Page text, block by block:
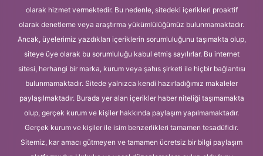
olarak hizmet vermektedir. Bu nedenle, sitedeki içerikleri proaktif
olarak denetleme veya araştırma yükümlülüğümüz bulunmamaktadır.
Ancak, üyelerimiz yazdıkları içeriklerin sorumluluğunu taşımakta olup,
siteye üye olarak bu sorumluluğu kabul etmiş sayılırlar. Bu internet
sitesi, herhangi bir marka, kurum veya şahıs şirketi ile hiçbir bağlantısı
bulunmamaktadır. Sitede yalnızca kendi hazırladığımız makaleler
paylaşılmaktadır. Burada yer alan içerikler haber niteliği taşımamakta
olup, gerçek kurum ve kişiler hakkında paylaşım yapılmamaktadır.
Gerçek kurum ve kişiler ile isim benzerlikleri tamamen tesadüfidir.
Sitemiz, kar amacı gütmeyen ve tamamen ücretsiz bir bilgi paylaşım